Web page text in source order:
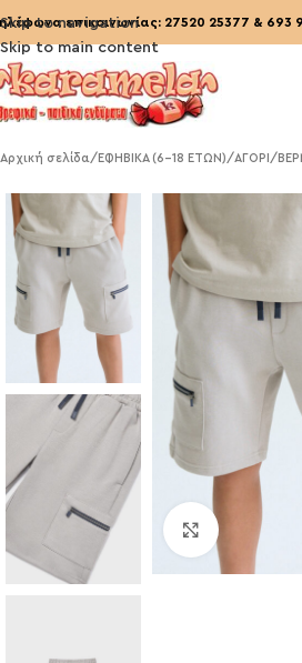
Skip to navigation
Skip to main content
επικοινωνίας: 27520 25377 & 693
Αρχική σελίδα/ ΕΦΗΒΙΚΑ (6-18 ΕΤΩΝ)/ΑΓΟΡΙ /
Click to